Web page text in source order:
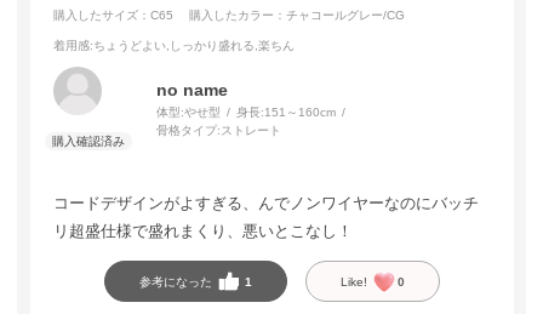
購入したサイズ：C65 購入したカラー：チャコールグレー/CG
着用感:ちょうどよい,しっかり盛れる,楽ちん
no name
体型:やせ型 身長:151～160cm
骨格タイプ:ストレート
コードデザインがよすぎる、んでノンワイヤーなのにバッチ
リ超盛仕様で盛れまくり、悪いとこなし！
参考になった 1 Like! 0